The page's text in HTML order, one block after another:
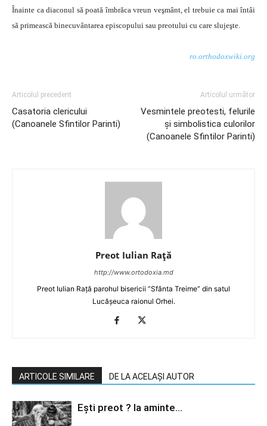
Înainte ca diaconul să poată îmbrăca vreun veşmânt, el trebuie ca mai întâi
să primească binecuvântarea episcopului sau preotului cu care slujeşte.
ro.orthodoxwiki.org
Articolul precedent
Casatoria clericului
(Canoanele Sfintilor Parinti)
Articolul următor
Vesmintele preotesti, felurile
şi simbolistica culorilor
(Canoanele Sfintilor Parinti)
Preot Iulian Raţă
http://www.ortodoxia.md
Preot Iulian Rață parohul bisericii ”Sfânta Treime” din satul
Lucășeuca raionul Orhei.
ARTICOLE SIMILARE DE LA ACELAȘI AUTOR
Ești preot ? Ia aminte…